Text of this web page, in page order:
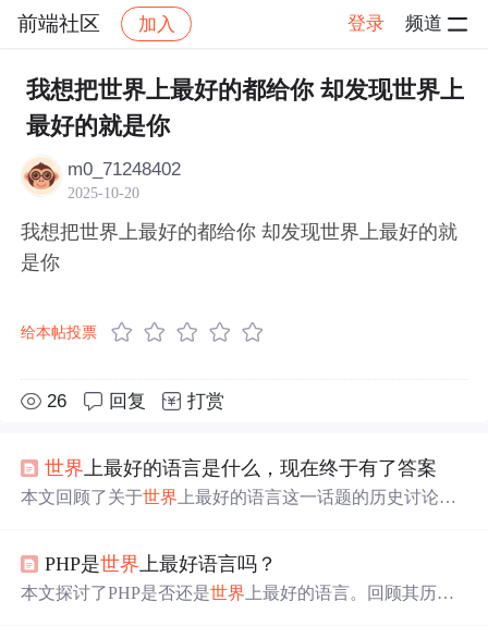
前端社区 加入 登录 频道
社区 前端社区 感慨 帖子详情
我想把世界上最好的都给你 却发现世界上
最好的就是你
m0_71248402
2025-10-20
我想把世界上最好的都给你 却发现世界上最好的就
是你
给本帖投票
26 回复 打赏
世界 上最好的语言是什么，现在终于有了答案
本文回顾了关于世界 上最好的语言这一话题的历史讨论，
得出结论：PHP被戏称为世界上最好的语言。
PHP是世界 上最好语言吗？
本文探讨了PHP是否还是世界 上最好的语言。回顾其历